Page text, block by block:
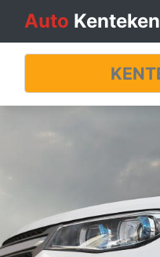
Auto Kenteken